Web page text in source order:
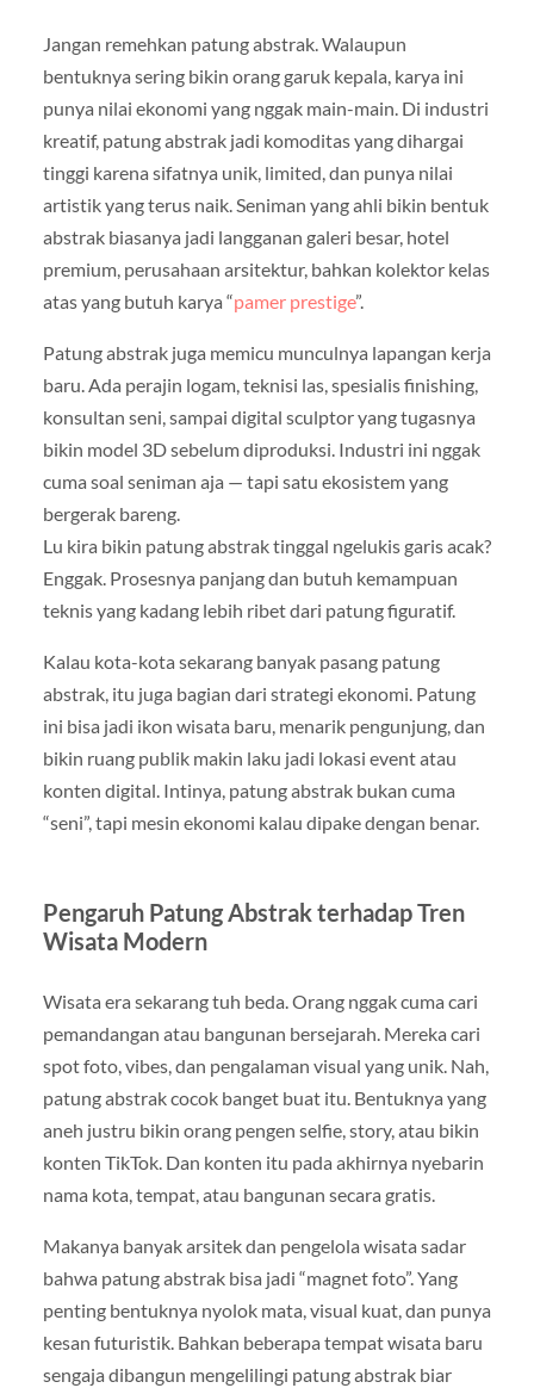
Jangan remehkan patung abstrak. Walaupun
bentuknya sering bikin orang garuk kepala, karya ini
punya nilai ekonomi yang nggak main-main. Di industri
kreatif, patung abstrak jadi komoditas yang dihargai
tinggi karena sifatnya unik, limited, dan punya nilai
artistik yang terus naik. Seniman yang ahli bikin bentuk
abstrak biasanya jadi langganan galeri besar, hotel
premium, perusahaan arsitektur, bahkan kolektor kelas
atas yang butuh karya “pamer prestige”.
Patung abstrak juga memicu munculnya lapangan kerja
baru. Ada perajin logam, teknisi las, spesialis finishing,
konsultan seni, sampai digital sculptor yang tugasnya
bikin model 3D sebelum diproduksi. Industri ini nggak
cuma soal seniman aja — tapi satu ekosistem yang
bergerak bareng.
Lu kira bikin patung abstrak tinggal ngelukis garis acak?
Enggak. Prosesnya panjang dan butuh kemampuan
teknis yang kadang lebih ribet dari patung figuratif.
Kalau kota-kota sekarang banyak pasang patung
abstrak, itu juga bagian dari strategi ekonomi. Patung
ini bisa jadi ikon wisata baru, menarik pengunjung, dan
bikin ruang publik makin laku jadi lokasi event atau
konten digital. Intinya, patung abstrak bukan cuma
“seni”, tapi mesin ekonomi kalau dipake dengan benar.
Pengaruh Patung Abstrak terhadap Tren
Wisata Modern
Wisata era sekarang tuh beda. Orang nggak cuma cari
pemandangan atau bangunan bersejarah. Mereka cari
spot foto, vibes, dan pengalaman visual yang unik. Nah,
patung abstrak cocok banget buat itu. Bentuknya yang
aneh justru bikin orang pengen selfie, story, atau bikin
konten TikTok. Dan konten itu pada akhirnya nyebarin
nama kota, tempat, atau bangunan secara gratis.
Makanya banyak arsitek dan pengelola wisata sadar
bahwa patung abstrak bisa jadi “magnet foto”. Yang
penting bentuknya nyolok mata, visual kuat, dan punya
kesan futuristik. Bahkan beberapa tempat wisata baru
sengaja dibangun mengelilingi patung abstrak biar